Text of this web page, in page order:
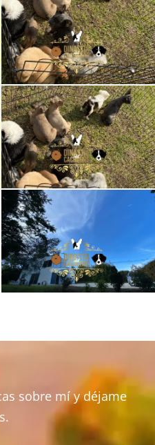
sobre mí y déjame